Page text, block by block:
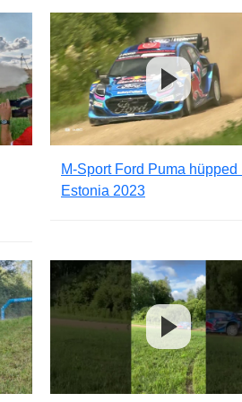
M-Sport Ford Puma hüpped
Estonia 2023